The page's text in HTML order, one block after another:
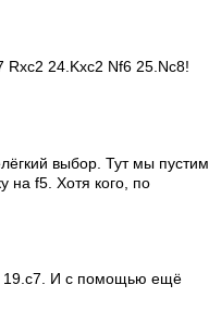
24.Kxc2 Nf6 25.Nc8!
выбор. Тут мы пустим
на f5. Хотя кого, по
19.c7. И с помощью ещё